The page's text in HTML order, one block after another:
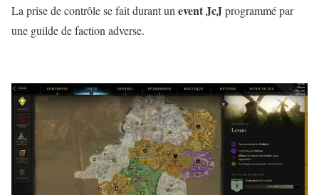
La prise de contrôle se fait durant unevent JcJprogrammé par
une guilde de faction adverse.